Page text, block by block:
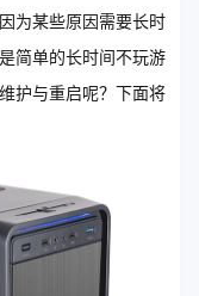
为某些原因需要长时
简单的长时间不玩游
护与重启呢？下面将